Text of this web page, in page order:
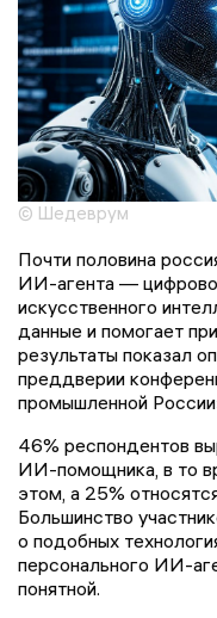
© Шедеврум
Почти половина
ИИ-агента —
искусственного
данные и помогает
результаты показал
преддверии
промышленной
46% респондентов
ИИ-помощника, в то
этом, а 25%
Большинство
о подобных
персонального ИИ-
понятной.